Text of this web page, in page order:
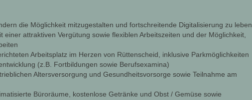
die Möglichkeit mitzugestalten und fortschreitende Digitalisierung zu leben
einer attraktiven Vergütung sowie flexiblen Arbeitszeiten und der Möglichkeit,
Arbeitsplatz im Herzen von Rüttenscheid, inklusive Parkmöglichkeiten
(z.B. Fortbildungen sowie Berufsexamina)
Altersversorgung und Gesundheitsvorsorge sowie Teilnahme am
Büroräume, kostenlose Getränke und Obst / Gemüse sowie